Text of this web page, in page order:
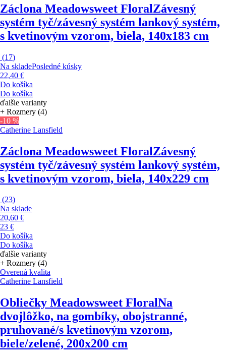
Záclona Meadowsweet FloralZávesný
systém tyč/závesný systém lankový systém,
s kvetinovým vzorom, biela, 140x183 cm
(17)
Na skladePosledné kúsky
22,40 €
Do košíka
Do košíka
ďalšie varianty
+ Rozmery (4)
-10 %
Catherine Lansfield
Záclona Meadowsweet FloralZávesný
systém tyč/závesný systém lankový systém,
s kvetinovým vzorom, biela, 140x229 cm
(23)
Na sklade
20,60 €
23 €
Do košíka
Do košíka
ďalšie varianty
+ Rozmery (4)
Overená kvalita
Catherine Lansfield
Obliečky Meadowsweet FloralNa
dvojlôžko, na gombíky, obojstranné,
pruhované/s kvetinovým vzorom,
biele/zelené, 200x200 cm